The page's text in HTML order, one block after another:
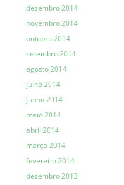
dezembro 2014
novembro 2014
outubro 2014
setembro 2014
agosto 2014
julho 2014
junho 2014
maio 2014
abril 2014
março 2014
fevereiro 2014
dezembro 2013